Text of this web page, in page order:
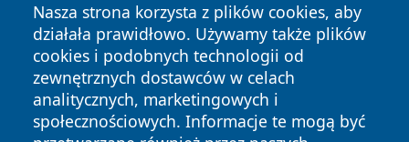
Nasza strona korzysta z plików cookies, aby
działała prawidłowo. Używamy także plików
cookies i podobnych technologii od
zewnętrznych dostawców w celach
analitycznych, marketingowych i
społecznościowych. Informacje te mogą być
Copyright © 2026 dabrowski24.pl Wszystkie prawa
zastrzeżone.